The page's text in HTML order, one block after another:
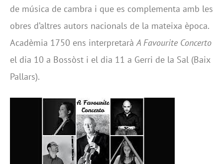
de música de cambra i que es complementa amb les
obres d’altres autors nacionals de la mateixa època.
Acadèmia 1750 ens interpretaràA Favourite Concerto
el dia 10 a Bossòst i el dia 11 a Gerri de la Sal (Baix
Pallars).